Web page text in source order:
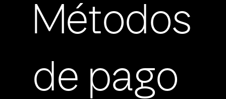
Métodos
de pago